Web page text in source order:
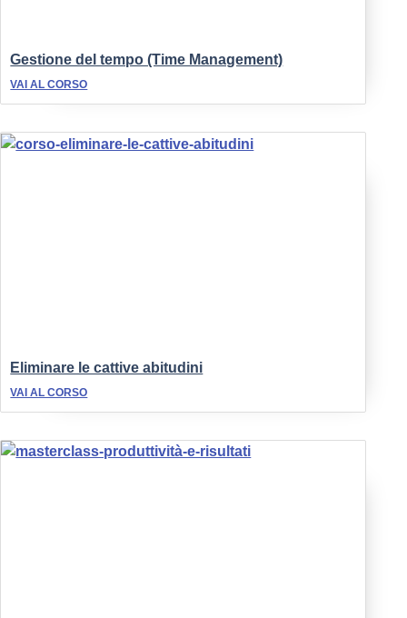
Gestione del tempo (Time Management)
VAI AL CORSO
Eliminare le cattive abitudini
VAI AL CORSO